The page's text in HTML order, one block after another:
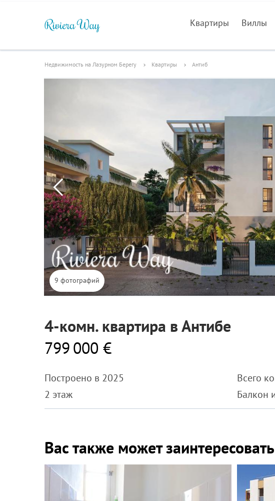
Квартиры Виллы
Недвижимость на Лазурном Берегу Квартиры Антиб
9 фотографий
4-комн. квартира в Антибе
799 000 €
Построено в 2025
2 этаж
Всего
Балкон
Вас также может заинтересовать